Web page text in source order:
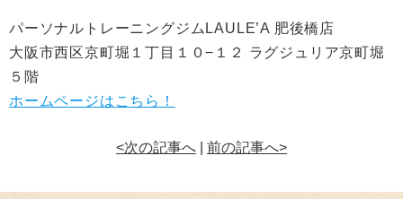
パーソナルトレーニングジムLAULE’A 肥後橋店
大阪市西区京町堀１丁目１０−１２ ラグジュリア京町堀
５階
ホームページはこちら！
<次の記事へ 前の記事へ>